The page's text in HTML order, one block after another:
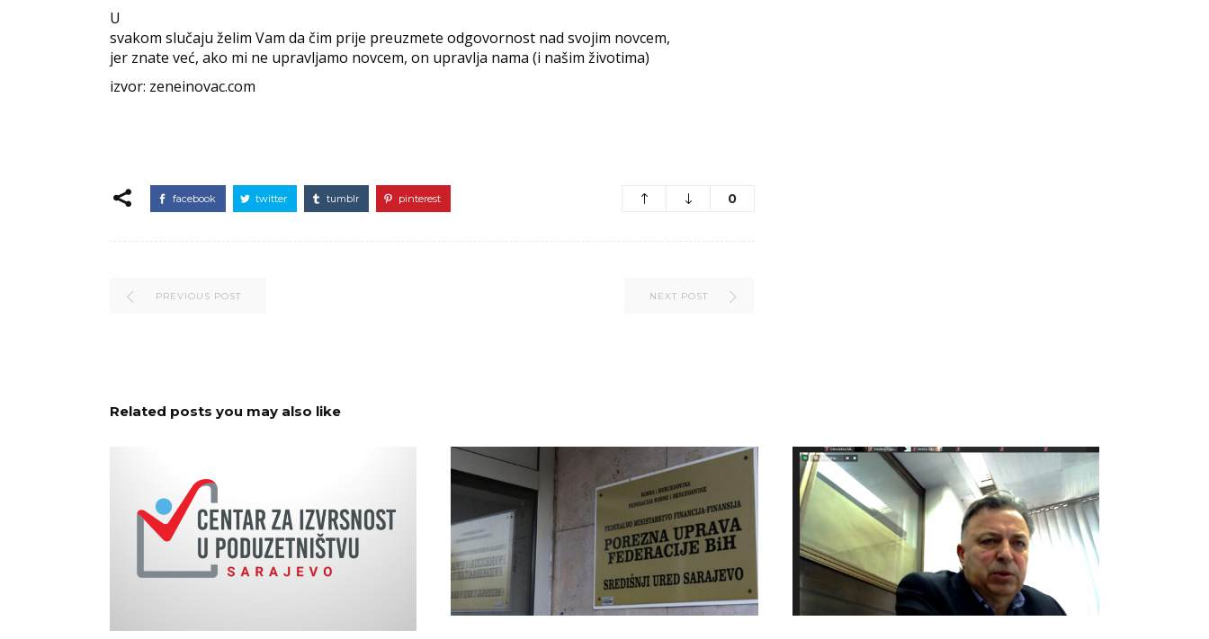
U
svakom slučaju želim Vam da čim prije preuzmete odgovornost nad svojim novcem,
jer znate već, ako mi ne upravljamo novcem, on upravlja nama (i našim životima)
izvor: zeneinovac.com
facebook twitter tumblr pinterest 0
PREVIOUS POST NEXT POST
Related posts you may also like